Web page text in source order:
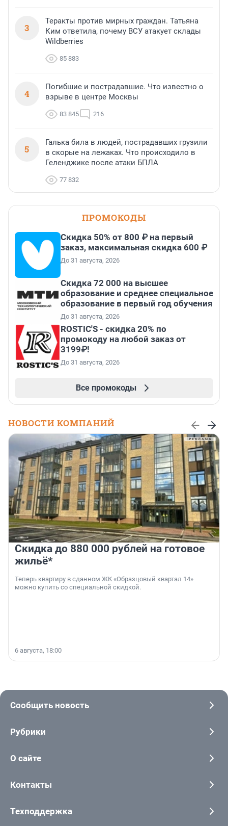
3
Теракты против мирных граждан. Татьяна
Ким ответила, почему ВСУ атакует склады
Wildberries
85 883
4
Погибшие и пострадавшие. Что известно о
взрыве в центре Москвы
83 845 216
5
Галька била в людей, пострадавших грузили
в скорые на лежаках. Что происходило в
Геленджике после атаки БПЛА
77 832
ПРОМОКОДЫ
Скидка 50% от 800 ₽ на первый
заказ, максимальная скидка 600 ₽
До 31 августа, 2026
Скидка 72 000 на высшее
образование и среднее специальное
образование в первый год обучения
До 31 августа, 2026
ROSTIC'S - скидка 20% по
промокоду на любой заказ от
3199₽!
До 31 августа, 2026
Все промокоды
НОВОСТИ КОМПАНИЙ
Скидка до 880 000 рублей на готовое
жильё*
Теперь квартиру в сданном ЖК «Образцовый квартал 14»
можно купить со специальной скидкой.
6 августа, 18:00
Сообщить новость
Рубрики
О сайте
Контакты
Техподдержка